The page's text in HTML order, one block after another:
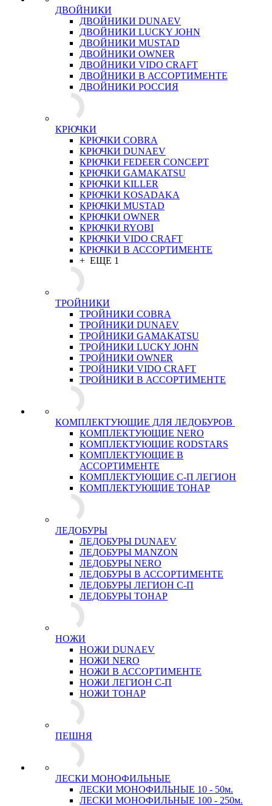
ДВОЙНИКИ
ДВОЙНИКИ DUNAEV
ДВОЙНИКИ LUCKY JOHN
ДВОЙНИКИ MUSTAD
ДВОЙНИКИ OWNER
ДВОЙНИКИ VIDO CRAFT
ДВОЙНИКИ В АССОРТИМЕНТЕ
ДВОЙНИКИ РОССИЯ
КРЮЧКИ
КРЮЧКИ COBRA
КРЮЧКИ DUNAEV
КРЮЧКИ FEDEER CONCEPT
КРЮЧКИ GAMAKATSU
КРЮЧКИ KILLER
КРЮЧКИ KOSADAKA
КРЮЧКИ MUSTAD
КРЮЧКИ OWNER
КРЮЧКИ RYOBI
КРЮЧКИ VIDO CRAFT
КРЮЧКИ В АССОРТИМЕНТЕ
+ ЕЩЕ 1
ТРОЙНИКИ
ТРОЙНИКИ COBRA
ТРОЙНИКИ DUNAEV
ТРОЙНИКИ GAMAKATSU
ТРОЙНИКИ LUCKY JOHN
ТРОЙНИКИ OWNER
ТРОЙНИКИ VIDO CRAFT
ТРОЙНИКИ В АССОРТИМЕНТЕ
КОМПЛЕКТУЮЩИЕ ДЛЯ ЛЕДОБУРОВ
КОМПЛЕКТУЮЩИЕ NERO
КОМПЛЕКТУЮЩИЕ RODSTARS
КОМПЛЕКТУЮЩИЕ В
АССОРТИМЕНТЕ
КОМПЛЕКТУЮЩИЕ С-П ЛЕГИОН
КОМПЛЕКТУЮЩИЕ ТОНАР
ЛЕДОБУРЫ
ЛЕДОБУРЫ DUNAEV
ЛЕДОБУРЫ MANZON
ЛЕДОБУРЫ NERO
ЛЕДОБУРЫ В АССОРТИМЕНТЕ
ЛЕДОБУРЫ ЛЕГИОН С-П
ЛЕДОБУРЫ ТОНАР
НОЖИ
НОЖИ DUNAEV
НОЖИ NERO
НОЖИ В АССОРТИМЕНТЕ
НОЖИ ЛЕГИОН С-П
НОЖИ ТОНАР
ПЕШНЯ
ЛЕСКИ МОНОФИЛЬНЫЕ
ЛЕСКИ МОНОФИЛЬНЫЕ 10 - 50м.
ЛЕСКИ МОНОФИЛЬНЫЕ 100 - 250м.